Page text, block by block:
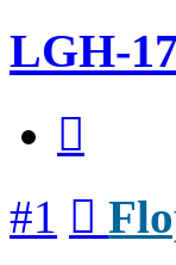
LGH-
#1